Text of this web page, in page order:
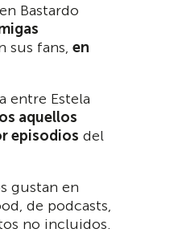
Bastardo
sus fans,en
entre Estela
aquellos
episodios del
gustan en
de podcasts,
no incluidos.